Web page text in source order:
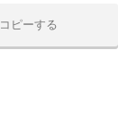
コピーする